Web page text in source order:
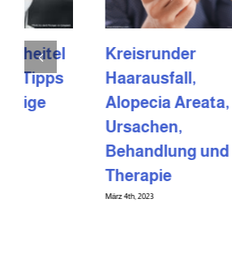
Kreisrunder
Haarausfall,
Alopecia Areata,
Behandlung und
So